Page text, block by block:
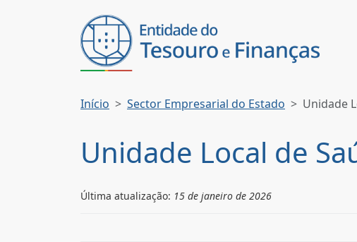
Início Sector Empresarial do Estado Unidade
Unidade Local de
Última atualização: 15 de janeiro de 2026